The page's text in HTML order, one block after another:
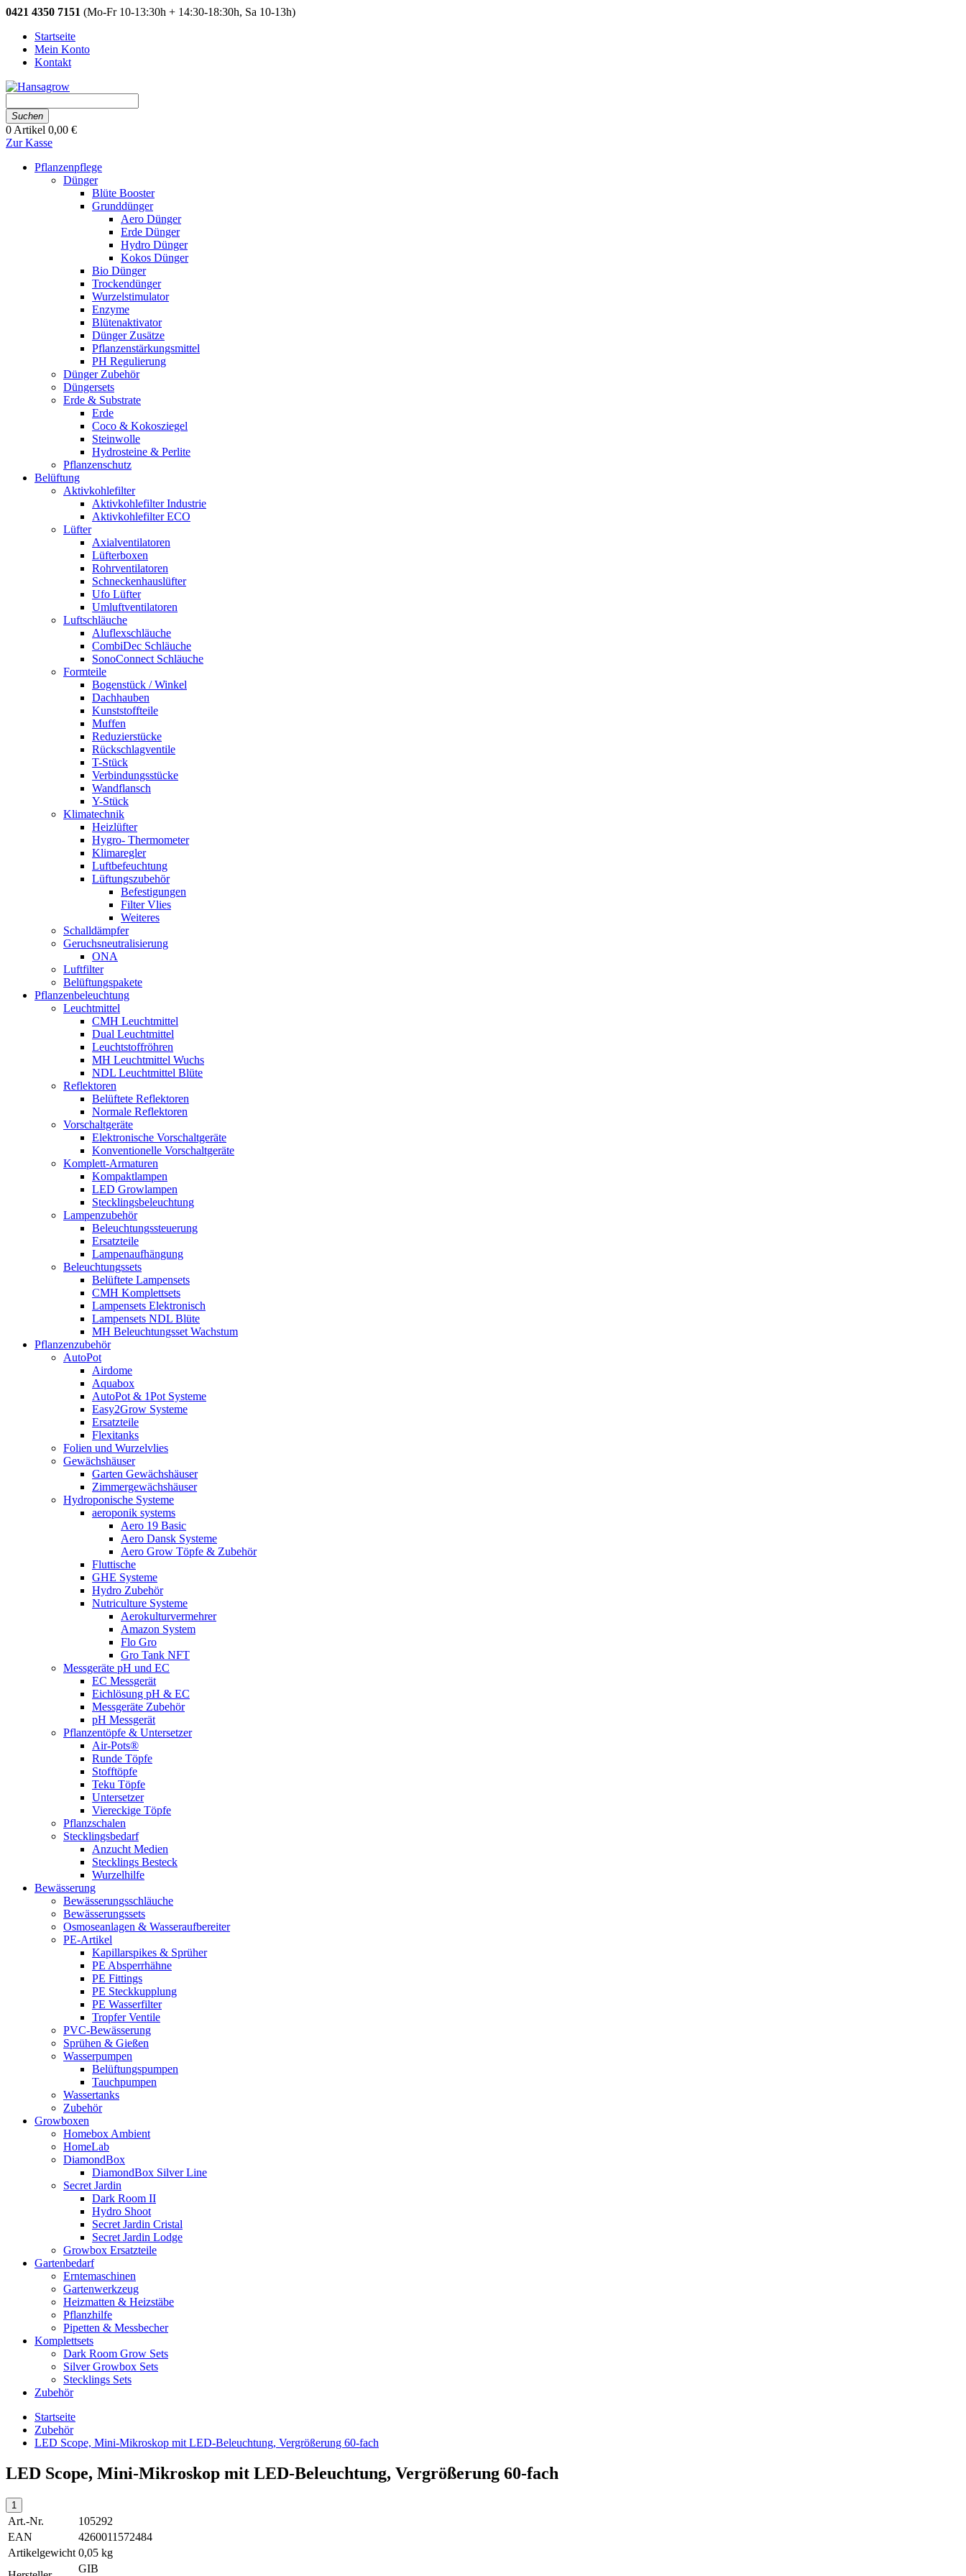
0421 4350 7151 (Mo-Fr 10-13:30h + 14:30-18:30h, Sa 10-13h)
Startseite
Mein Konto
Kontakt
Suchen
0 Artikel 0,00 €
Zur Kasse
Pflanzenpflege
Dünger
Blüte Booster
Grunddünger
Aero Dünger
Erde Dünger
Hydro Dünger
Kokos Dünger
Bio Dünger
Trockendünger
Wurzelstimulator
Enzyme
Blütenaktivator
Dünger Zusätze
Pflanzenstärkungsmittel
PH Regulierung
Dünger Zubehör
Düngersets
Erde & Substrate
Erde
Coco & Kokosziegel
Steinwolle
Hydrosteine & Perlite
Pflanzenschutz
Belüftung
Aktivkohlefilter
Aktivkohlefilter Industrie
Aktivkohlefilter ECO
Lüfter
Axialventilatoren
Lüfterboxen
Rohrventilatoren
Schneckenhauslüfter
Ufo Lüfter
Umluftventilatoren
Luftschläuche
Aluflexschläuche
CombiDec Schläuche
SonoConnect Schläuche
Formteile
Bogenstück / Winkel
Dachhauben
Kunststoffteile
Muffen
Reduzierstücke
Rückschlagventile
T-Stück
Verbindungsstücke
Wandflansch
Y-Stück
Klimatechnik
Heizlüfter
Hygro- Thermometer
Klimaregler
Luftbefeuchtung
Lüftungszubehör
Befestigungen
Filter Vlies
Weiteres
Schalldämpfer
Geruchsneutralisierung
ONA
Luftfilter
Belüftungspakete
Pflanzenbeleuchtung
Leuchtmittel
CMH Leuchtmittel
Dual Leuchtmittel
Leuchtstoffröhren
MH Leuchtmittel Wuchs
NDL Leuchtmittel Blüte
Reflektoren
Belüftete Reflektoren
Normale Reflektoren
Vorschaltgeräte
Elektronische Vorschaltgeräte
Konventionelle Vorschaltgeräte
Komplett-Armaturen
Kompaktlampen
LED Growlampen
Stecklingsbeleuchtung
Lampenzubehör
Beleuchtungssteuerung
Ersatzteile
Lampenaufhängung
Beleuchtungssets
Belüftete Lampensets
CMH Komplettsets
Lampensets Elektronisch
Lampensets NDL Blüte
MH Beleuchtungsset Wachstum
Pflanzenzubehör
AutoPot
Airdome
Aquabox
AutoPot & 1Pot Systeme
Easy2Grow Systeme
Ersatzteile
Flexitanks
Folien und Wurzelvlies
Gewächshäuser
Garten Gewächshäuser
Zimmergewächshäuser
Hydroponische Systeme
aeroponik systems
Aero 19 Basic
Aero Dansk Systeme
Aero Grow Töpfe & Zubehör
Fluttische
GHE Systeme
Hydro Zubehör
Nutriculture Systeme
Aerokulturvermehrer
Amazon System
Flo Gro
Gro Tank NFT
Messgeräte pH und EC
EC Messgerät
Eichlösung pH & EC
Messgeräte Zubehör
pH Messgerät
Pflanzentöpfe & Untersetzer
Air-Pots®
Runde Töpfe
Stofftöpfe
Teku Töpfe
Untersetzer
Viereckige Töpfe
Pflanzschalen
Stecklingsbedarf
Anzucht Medien
Stecklings Besteck
Wurzelhilfe
Bewässerung
Bewässerungsschläuche
Bewässerungssets
Osmoseanlagen & Wasseraufbereiter
PE-Artikel
Kapillarspikes & Sprüher
PE Absperrhähne
PE Fittings
PE Steckkupplung
PE Wasserfilter
Tropfer Ventile
PVC-Bewässerung
Sprühen & Gießen
Wasserpumpen
Belüftungspumpen
Tauchpumpen
Wassertanks
Zubehör
Growboxen
Homebox Ambient
HomeLab
DiamondBox
DiamondBox Silver Line
Secret Jardin
Dark Room II
Hydro Shoot
Secret Jardin Cristal
Secret Jardin Lodge
Growbox Ersatzteile
Gartenbedarf
Erntemaschinen
Gartenwerkzeug
Heizmatten & Heizstäbe
Pflanzhilfe
Pipetten & Messbecher
Komplettsets
Dark Room Grow Sets
Silver Growbox Sets
Stecklings Sets
Zubehör
Startseite
Zubehör
LED Scope, Mini-Mikroskop mit LED-Beleuchtung, Vergrößerung 60-fach
LED Scope, Mini-Mikroskop mit LED-Beleuchtung, Vergrößerung 60-fach
Art.-Nr.
105292
EAN
4260011572484
Artikelgewicht 0,05 kg
GIB